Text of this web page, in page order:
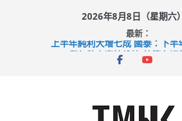
2026年8月8日（星期六）
最新：
上半年純利大增七成 國泰：下半
拜仁熱身賽挫維拉 啟德主場